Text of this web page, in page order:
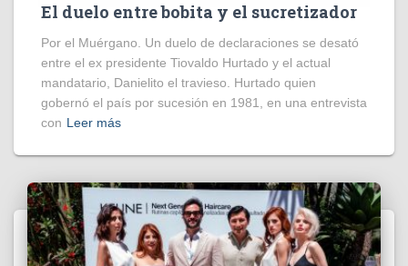
El duelo entre bobita y el sucretizador
Por el Muérgano. Un duelo de declaraciones se desató
entre el ex presidente Tiovaldo Hurtado y el actual
mandatario, Danielito el travieso. Hurtado quien
gobernó el país por sucesión en 1981, en una entrevista
con Leer más